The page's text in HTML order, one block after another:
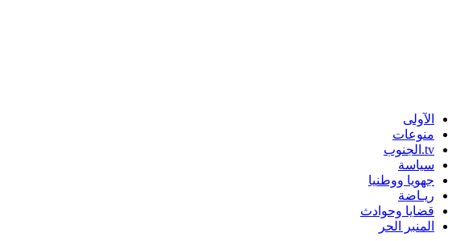
الآولى
منوعات
tv.الجنوب
سياسة
جهويا ووطنيا
ريـاضة
قضايا وحوادث
المنبر الحر